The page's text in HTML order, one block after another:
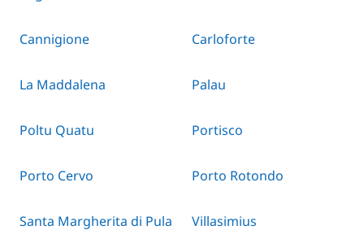
Cannigione Carloforte
La Maddalena Palau
Poltu Quatu Portisco
Porto Cervo Porto Rotondo
Santa Margherita di Pula Villasimius